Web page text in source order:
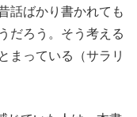
話ばかり書かれても
だろう。そう考える
まっている（サラリ